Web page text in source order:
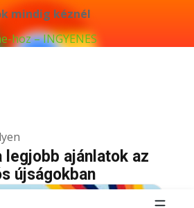
mindig kéznél
hoz – INGYENES
legjobb ajánlatok az
újságokban